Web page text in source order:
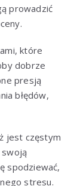
prowadzić
które
dobrze
presją
błędów,
jest częstym
spodziewać,
stresu.